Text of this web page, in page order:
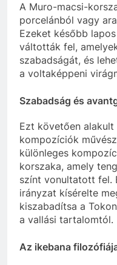
A Muro-macsi-
porcelánból vagy
Ezeket később
váltották fel,
szabadságát, és
a voltaképpeni
Szabadság és
Ezt követően
kompozíciók
különleges
korszaka, amely
színt vonultatott fel.
irányzat kísérelte
kiszabadítsa a
a vallási tartalomtól.
Az ikebana